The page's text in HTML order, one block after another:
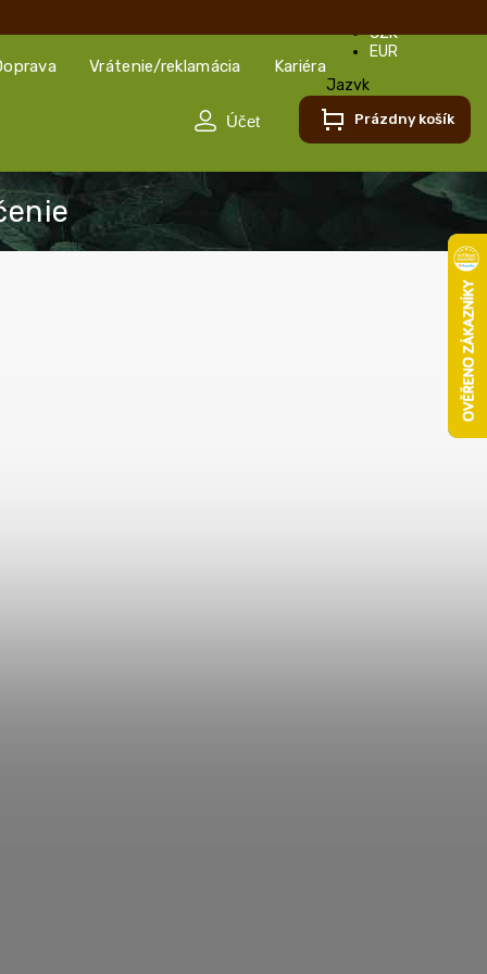
Vrátenie/reklamácia Kariéra
CZK
EUR
Jazyk
Slovenčina
Prázdny košík